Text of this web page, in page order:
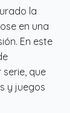
la
en una
En este
que
y juegos